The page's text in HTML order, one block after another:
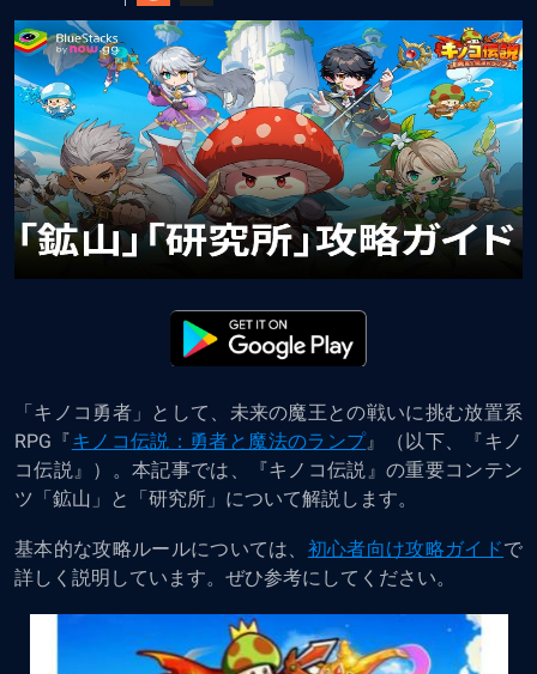
「キノコ勇者」として、未来の魔王との戦いに挑む放置系
RPG『キノコ伝説：勇者と魔法のランプ』（以下、『キノ
コ伝説』）。本記事では、『キノコ伝説』の重要コンテン
ツ「鉱山」と「研究所」について解説します。
基本的な攻略ルールについては、 初心者向け攻略ガイドで
詳しく説明しています。ぜひ参考にしてください。